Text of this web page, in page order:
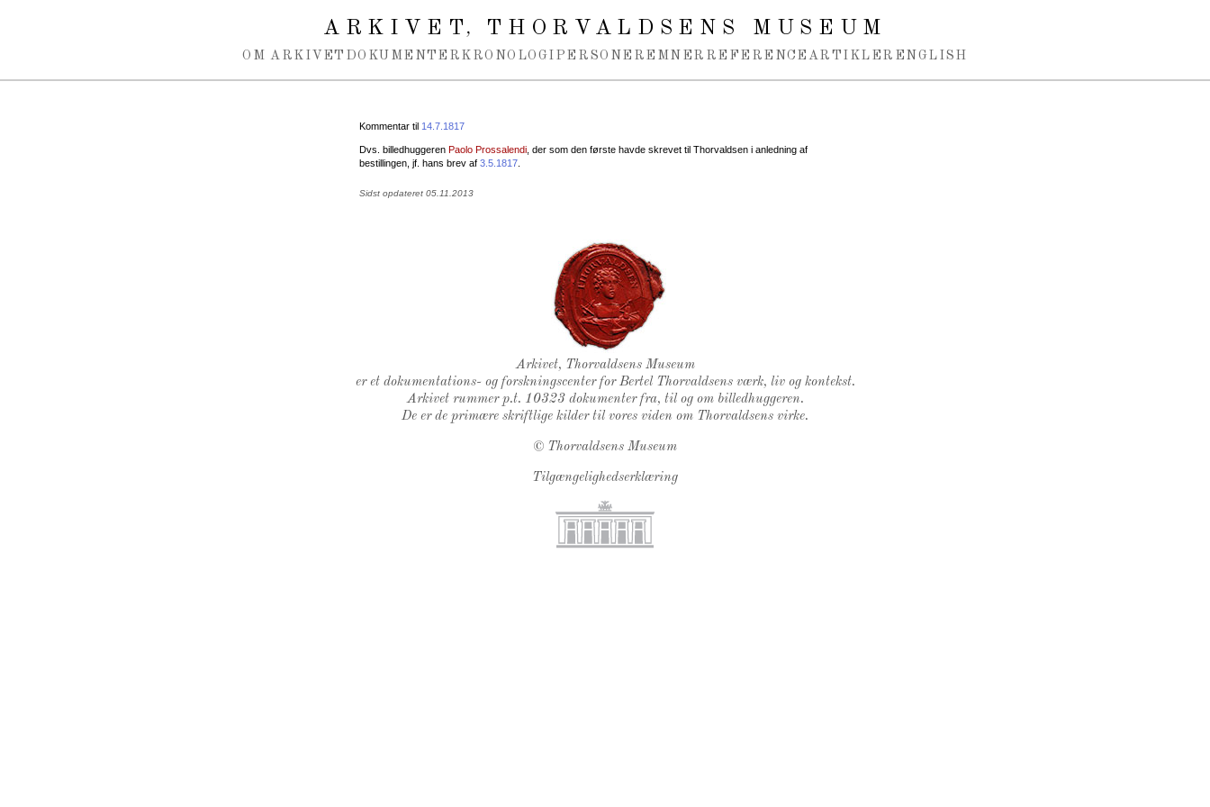
ARKIVET, THORVALDSENS MUSEUM
OM ARKIVET DOKUMENTER KRONOLOGI PERSONER EMNER REFERENCEARTIKLER ENGLISH
Kommentar til 14.7.1817
Dvs. billedhuggeren Paolo Prossalendi , der som den første havde skrevet til Thorvaldsen i anledning af
bestillingen, jf. hans brev af 3.5.1817
Sidst opdateret 05.11.2013
Thorvaldsens Segl
Arkivet, Thorvaldsens Museum
er et dokumentations- og forskningscenter for Bertel Thorvaldsens værk, liv og kontekst.
Arkivet rummer p.t. 10323 dokumenter fra, til og om billedhuggeren.
De er de primære skriftlige kilder til vores viden om Thorvaldsens virke.
© Thorvaldsens Museum
Tilgængelighedserklæring